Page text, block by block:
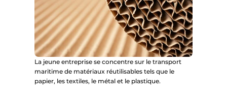
La jeune entreprise se concentre sur le transport
maritime de matériaux réutilisables tels que le
papier, les textiles, le métal et le plastique.